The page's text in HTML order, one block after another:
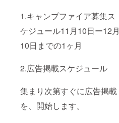
1.キャンプファイア募集ス
ケジュール11月10日ー12月
10日までの1ヶ月
2.広告掲載スケジュール
集まり次第すぐに広告掲載
を、開始します。